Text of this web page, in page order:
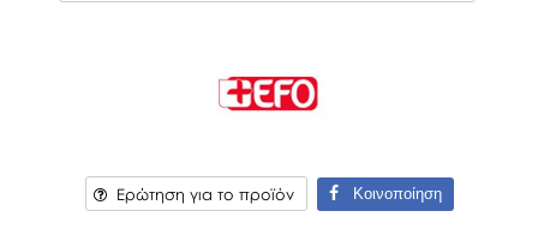
Ερώτηση για το προϊόν Κοινοποίηση